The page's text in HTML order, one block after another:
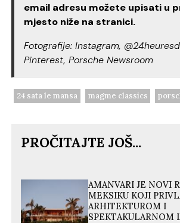
email adresu možete upisati u
mjesto niže na stranici.
Fotografije: Instagram,
Pinterest, Porsche Newsroom
24 sata le mansa magme classics
PROČITAJTE JOŠ...
AMANVARI JE NOVI
MEKSIKU KOJI
ARHITEKTUROM I
SPEKTAKULARNOM